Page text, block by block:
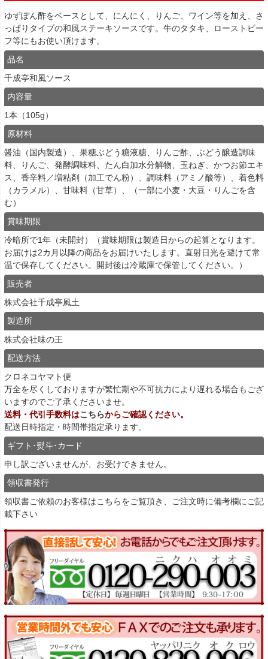
ゆずぽん酢をベースとして、にんにく、りんご、ワイン等を加え、さ
っぱりタイプの和風ステーキソースです。牛のタタキ、ローストビー
フ等にもお使い頂けます。
品名
千成亭和風ソース
内容量
1本（105g）
原材料
醤油（国内製造）、果糖ぶどう糖液糖、りんご酢、ぶどう醸造調味
料、りんご、発酵調味料、たん白加水分解物、玉ねぎ、かつお節エキ
ス、香辛料／増粘剤（加工でん粉）、調味料（アミノ酸等）、着色料
（カラメル）、甘味料（甘草）、（一部に小麦・大豆・りんごを含
む）
賞味期限
冷暗所で1年（未開封）（賞味期限は製造日からの起算となります。
お届けは2カ月以降の商品をお届けいたします。直射日光を避けて常
温で保存してください。開封後は冷蔵庫で保管してください。）
販売者
株式会社千成亭風土
製造所
株式会社味の王
配送方法
クロネコヤマト便
万全を尽くしておりますが繁忙期や不可抗力により遅れる場合もござ
いますのでご了承くださいませ。
送料・代引手数料はこちらからご確認ください。
配送日時指定・時間帯指定承ります。
ギフト･熨斗･カード
申し訳ございませんが、お受けできません。
領収書発行
領収書ご依頼のお客様はこちらをご覧頂き、ご注文時に備考欄にご記
載下さい